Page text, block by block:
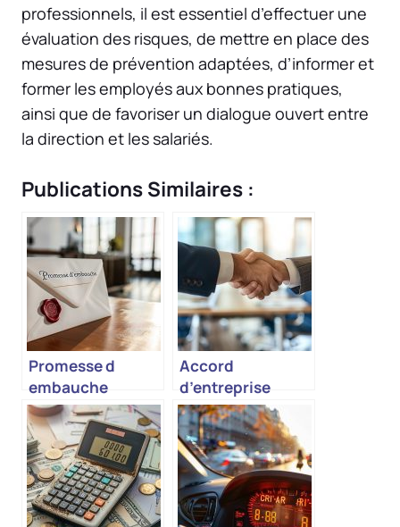
professionnels, il est essentiel d’effectuer une
évaluation des risques, de mettre en place des
mesures de prévention adaptées, d’informer et
former les employés aux bonnes pratiques,
ainsi que de favoriser un dialogue ouvert entre
la direction et les salariés.
Publications Similaires :
Promesse d
embauche
Accord
d’entreprise